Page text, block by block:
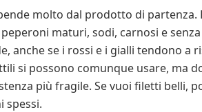
molto dal prodotto di
maturi, sodi, carnosi e
anche se i rossi e i gialli tendono a
si possono comunque usare, ma
più fragile. Se vuoi filetti belli,
spessi.